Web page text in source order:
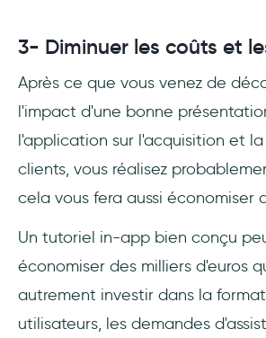
3- Diminuer les coûts et
Après ce que vous venez de
l'impact d'une bonne
l'application sur l'acquisition et
clients, vous réalisez
cela vous fera aussi économiser
Un tutoriel in-app bien conçu
économiser des milliers d'euros
autrement investir dans la
utilisateurs, les demandes